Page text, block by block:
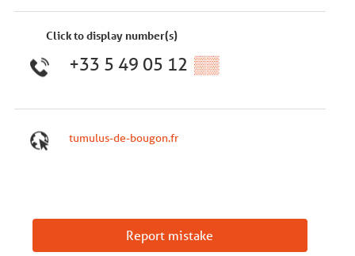
Click to display number(s)
+33 5 49 05 12 ▒▒
tumulus-de-bougon.fr
Report mistake